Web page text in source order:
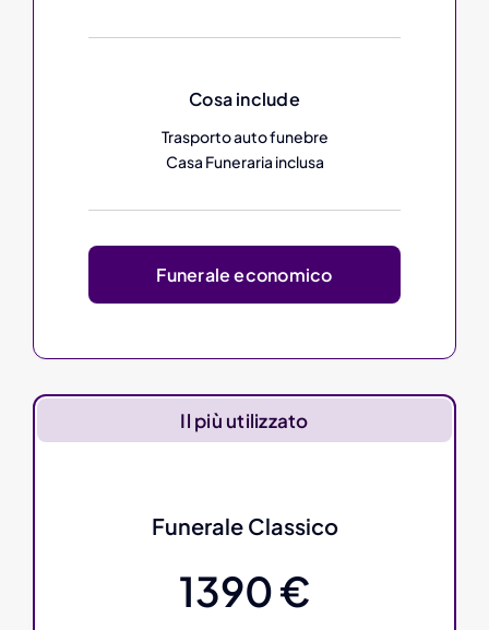
Cosa include
Trasporto auto funebre
Casa Funeraria inclusa
Funerale economico
Il più utilizzato
Funerale Classico
1390 €